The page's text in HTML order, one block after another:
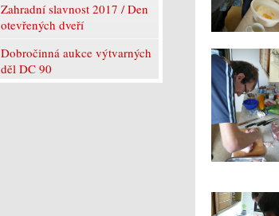
Zahradní slavnost 2017 / Den
otevřených dveří
Dobročinná aukce výtvarných
děl DC 90